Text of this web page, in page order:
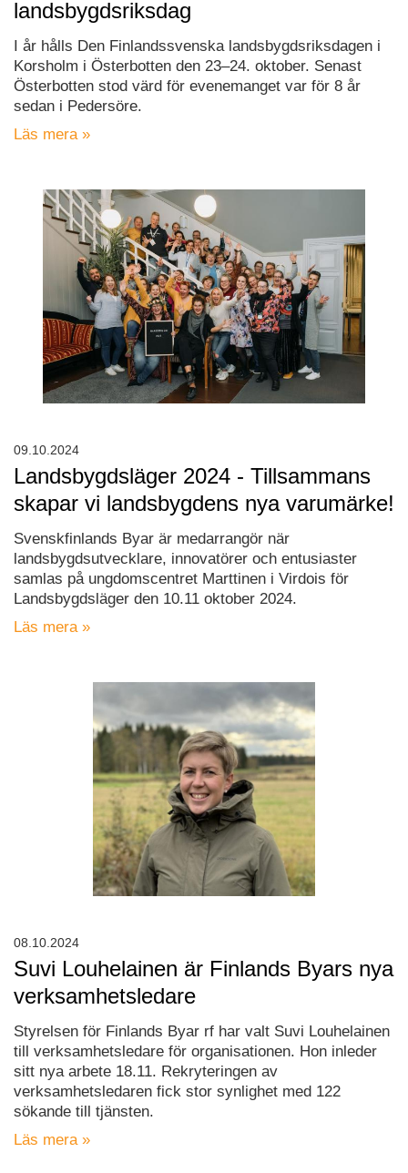
landsbygdsriksdag
I år hålls Den Finlandssvenska landsbygdsriksdagen i
Korsholm i Österbotten den 23–24. oktober. Senast
Österbotten stod värd för evenemanget var för 8 år
sedan i Pedersöre.
Läs mera »
Landsbygdsläger 2024 - Tillsammans
skapar vi landsbygdens nya varumärke!
Svenskfinlands Byar är medarrangör när
landsbygdsutvecklare, innovatörer och entusiaster
samlas på ungdomscentret Marttinen i Virdois för
Landsbygdsläger den 10.11 oktober 2024.
Läs mera »
09.10.2024
Suvi Louhelainen är Finlands Byars nya
verksamhetsledare
Styrelsen för Finlands Byar rf har valt Suvi Louhelainen
till verksamhetsledare för organisationen. Hon inleder
sitt nya arbete 18.11. Rekryteringen av
verksamhetsledaren fick stor synlighet med 122
sökande till tjänsten.
Läs mera »
08.10.2024